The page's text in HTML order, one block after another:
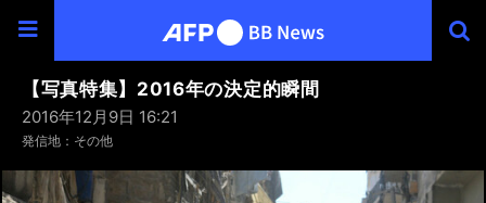
【写真特集】2016年の決定的瞬間
2016年12月9日 16:21
発信地：その他